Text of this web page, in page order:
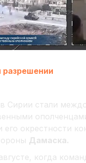
Сирии стали
его окрестности
Дамаска.
когда